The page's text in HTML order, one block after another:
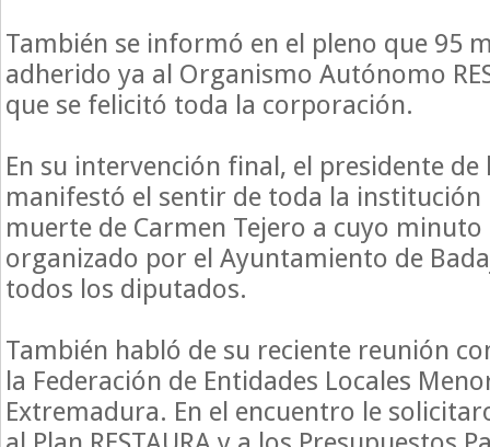
También se informó en el pleno que 95
adherido ya al Organismo Autónomo
que se felicitó toda la corporación.
En su intervención final, el presidente
manifestó el sentir de toda la
muerte de Carmen Tejero a cuyo minuto
organizado por el Ayuntamiento de
todos los diputados.
También habló de su reciente reunión
la Federación de Entidades Locales
Extremadura. En el encuentro le